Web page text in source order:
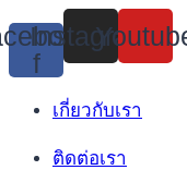
Skip
to
content
f
Instagram
เกี่ยวกับเรา
ติดต่อเรา